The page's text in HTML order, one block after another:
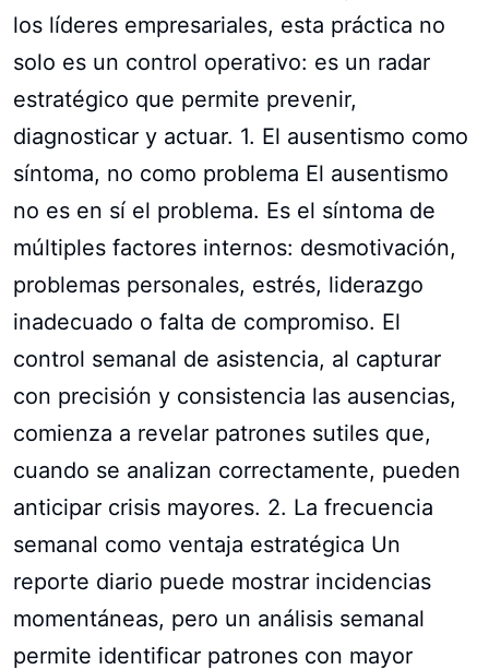
los líderes empresariales, esta práctica no
solo es un control operativo: es un radar
estratégico que permite prevenir,
diagnosticar y actuar. 1. El ausentismo como
síntoma, no como problema El ausentismo
no es en sí el problema. Es el síntoma de
múltiples factores internos: desmotivación,
problemas personales, estrés, liderazgo
inadecuado o falta de compromiso. El
control semanal de asistencia, al capturar
con precisión y consistencia las ausencias,
comienza a revelar patrones sutiles que,
cuando se analizan correctamente, pueden
anticipar crisis mayores. 2. La frecuencia
semanal como ventaja estratégica Un
reporte diario puede mostrar incidencias
momentáneas, pero un análisis semanal
permite identificar patrones con mayor